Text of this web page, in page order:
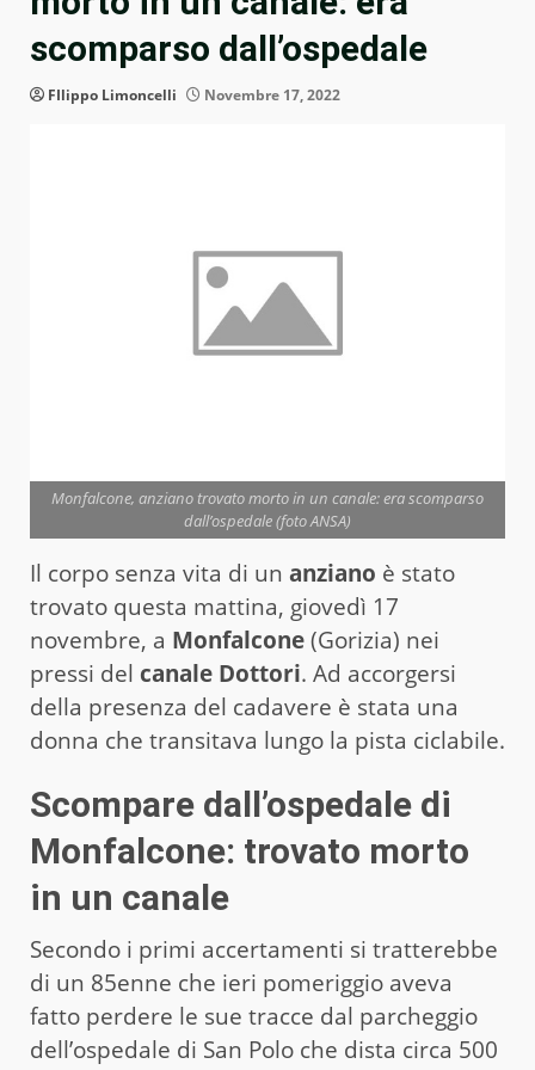
scomparso dall’ospedale
FIlippo Limoncelli Novembre 17, 2022
Monfalcone, anziano trovato morto in un canale: era scomparso
dall’ospedale (foto ANSA)
Il corpo senza vita di un anziano è stato
trovato questa mattina, giovedì 17
novembre, a Monfalcone(Gorizia) nei
pressi del canale Dottori. Ad accorgersi
della presenza del cadavere è stata una
donna che transitava lungo la pista ciclabile.
Scompare dall’ospedale di
Monfalcone: trovato morto
in un canale
Secondo i primi accertamenti si tratterebbe
di un 85enne che ieri pomeriggio aveva
fatto perdere le sue tracce dal parcheggio
dell’ospedale di San Polo che dista circa 500